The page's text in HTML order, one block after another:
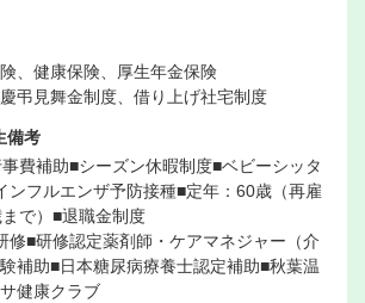
、健康保険、厚生年金保険
弔見舞金制度、借り上げ社宅制度
備考
費補助■シーズン休暇制度■ベビーシッタ
ンフルエンザ予防接種■定年：60歳（再雇
で）■退職金制度
修■研修認定薬剤師・ケアマネジャー（介
補助■日本糖尿病療養士認定補助■秋葉温
健康クラブ